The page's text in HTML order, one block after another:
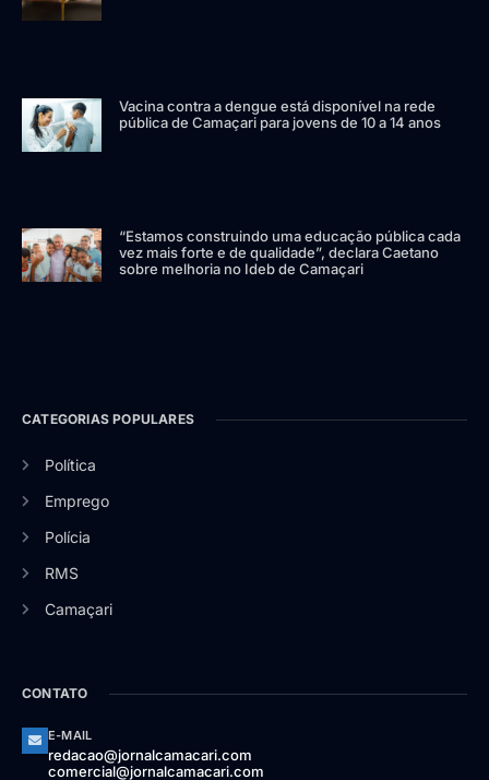
Vacina contra a dengue está disponível na rede
pública de Camaçari para jovens de 10 a 14 anos
“Estamos construindo uma educação pública cada
vez mais forte e de qualidade”, declara Caetano
sobre melhoria no Ideb de Camaçari
CATEGORIAS POPULARES
Política
Emprego
Polícia
RMS
Camaçari
CONTATO
E-MAIL
redacao@jornalcamacari.com
comercial@jornalcamacari.com